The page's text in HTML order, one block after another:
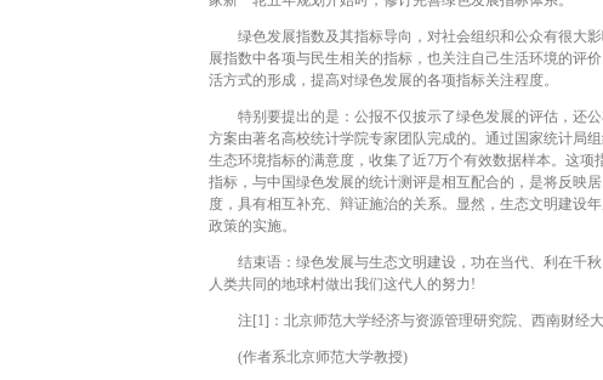
绿色发展指数及其指标导向，对社会组织和公众有很大影
展指数中各项与民生相关的指标，也关注自己生活环境的评
活方式的形成，提高对绿色发展的各项指标关注程度。
特别要提出的是：公报不仅披示了绿色发展的评估，还公
方案由著名高校统计学院专家团队完成的。通过国家统计局
生态环境指标的满意度，收集了近7万个有效数据样本。这
指标，与中国绿色发展的统计测评是相互配合的，是将反映
度，具有相互补充、辩证施治的关系。显然，生态文明建设
政策的实施。
结束语：绿色发展与生态文明建设，功在当代、利在千秋
人类共同的地球村做出我们这代人的努力!
注[1]：北京师范大学经济与资源管理研究院、西南财经大
(作者系北京师范大学教授)